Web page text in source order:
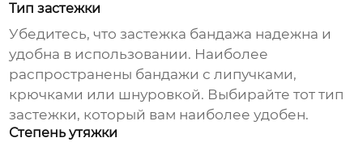
Тип застежки
Убедитесь, что застежка бандажа надежна и
удобна в использовании. Наиболее
распространены бандажи с липучками,
крючками или шнуровкой. Выбирайте тот тип
застежки, который вам наиболее удобен.
Степень утяжки